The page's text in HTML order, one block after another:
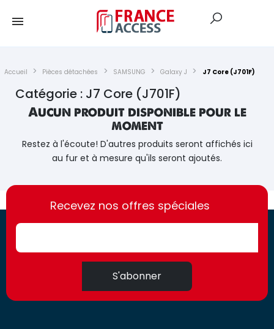
Accueil Pièces détachées SAMSUNG Galaxy J J7 Core (J701F)
Catégorie : J7 Core (J701F)
Aucun produit disponible pour le
moment
Restez à l'écoute! D'autres produits seront affichés ici
au fur et à mesure qu'ils seront ajoutés.
https://france-
access.fr
https://france-
access.fr
Recevez nos offres spéciales
S'abonner